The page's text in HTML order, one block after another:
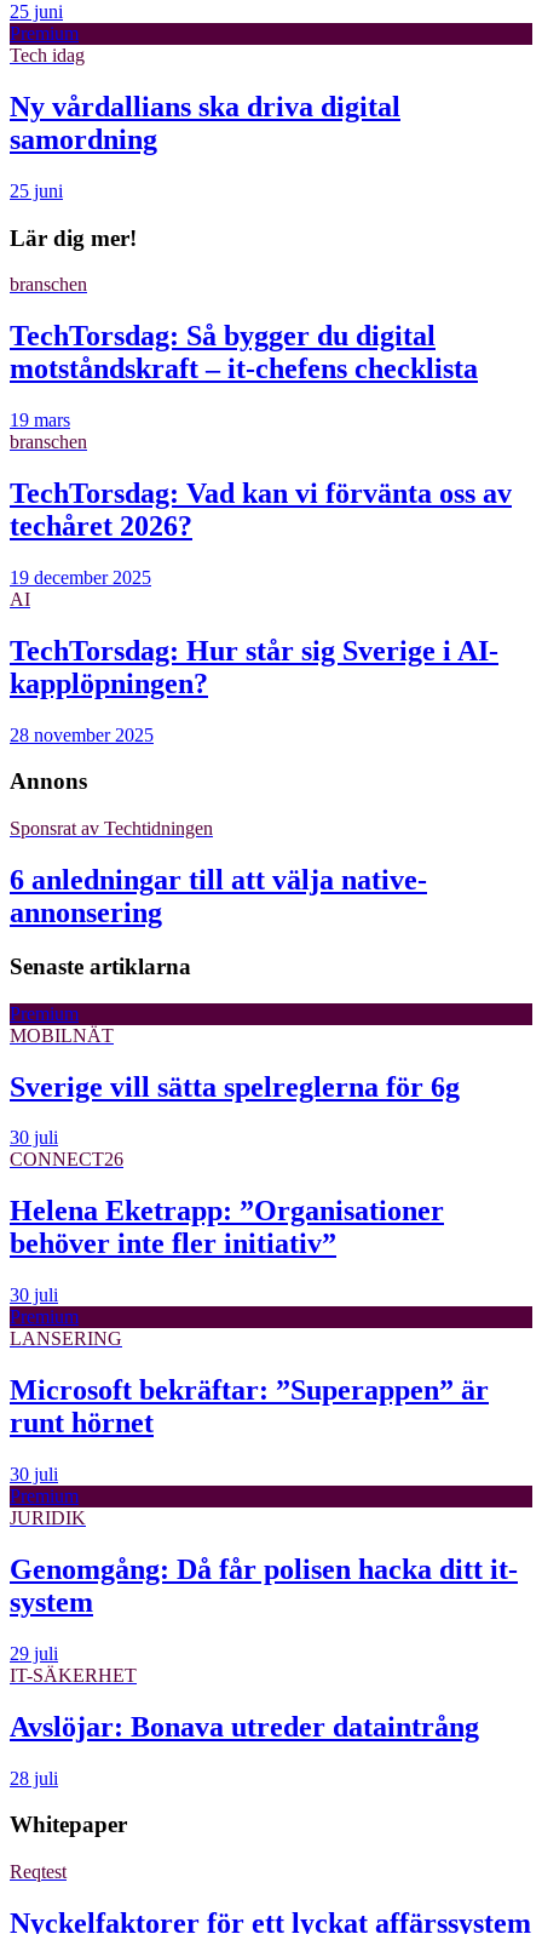
25 juni
Premium
Tech idag
Ny vårdallians ska driva digital
samordning
25 juni
Lär dig mer!
branschen
TechTorsdag: Så bygger du digital
motståndskraft – it-chefens checklista
19 mars
branschen
TechTorsdag: Vad kan vi förvänta oss av
techåret 2026?
19 december 2025
AI
TechTorsdag: Hur står sig Sverige i AI-
kapplöpningen?
28 november 2025
Annons
Sponsrat av Techtidningen
6 anledningar till att välja native-
annonsering
Senaste artiklarna
Premium
MOBILNÄT
Sverige vill sätta spelreglerna för 6g
30 juli
CONNECT26
Helena Eketrapp: ”Organisationer
behöver inte fler initiativ”
30 juli
Premium
LANSERING
Microsoft bekräftar: ”Superappen” är
runt hörnet
30 juli
Premium
JURIDIK
Genomgång: Då får polisen hacka ditt it-
system
29 juli
IT-SÄKERHET
Avslöjar: Bonava utreder dataintrång
28 juli
Whitepaper
Reqtest
Nyckelfaktorer för ett lyckat affärssystem